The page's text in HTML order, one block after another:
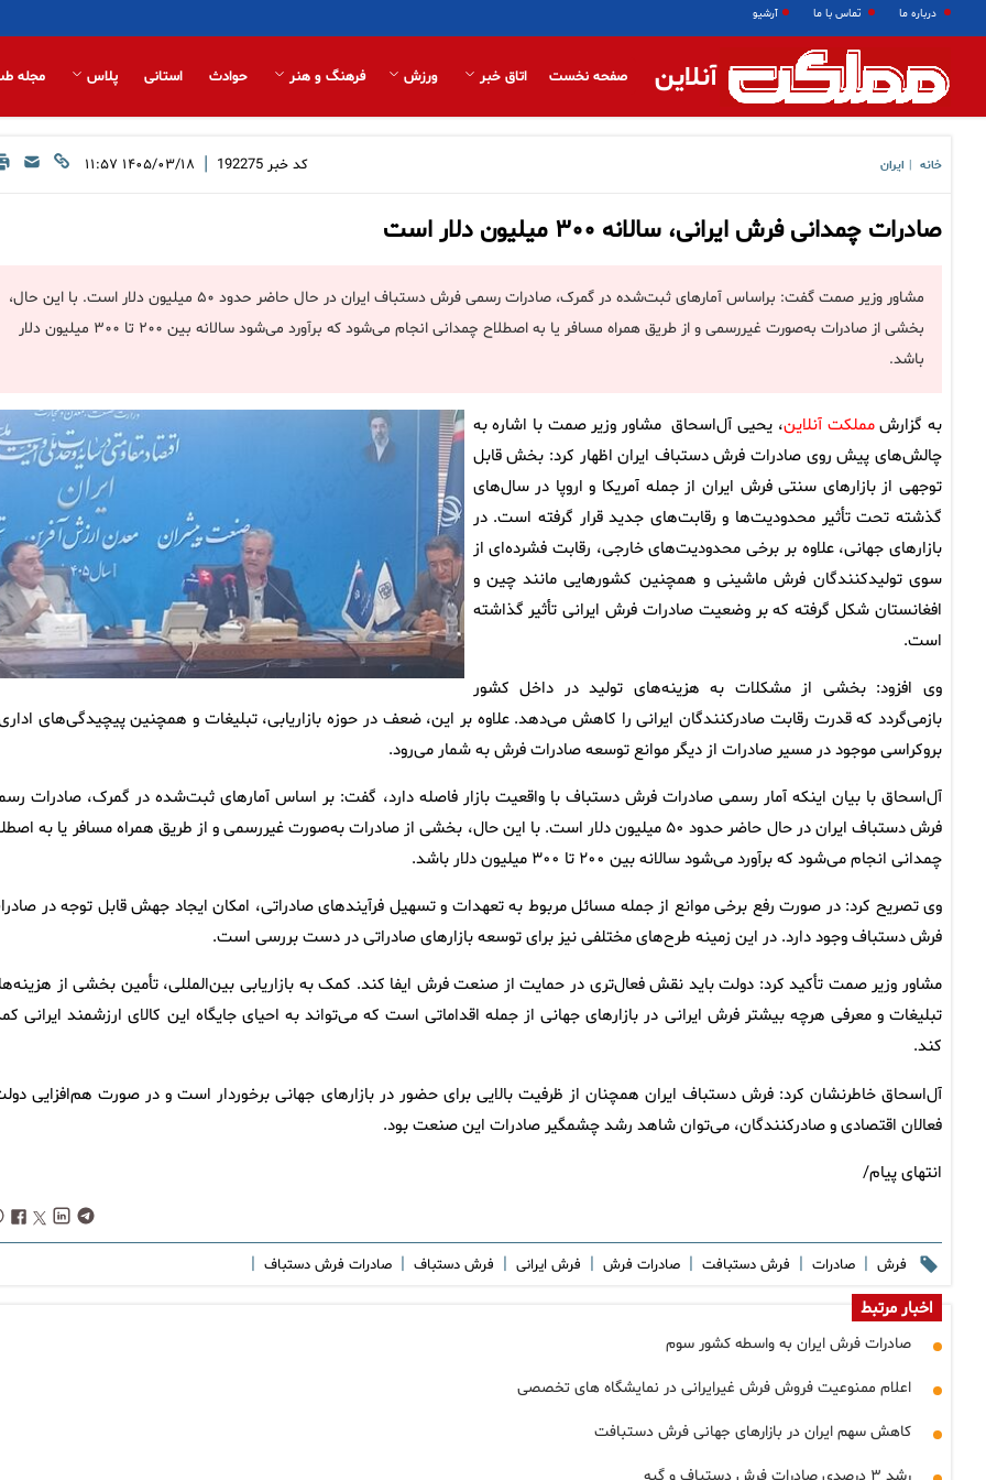
درباره ما تماس با ما آرشیو
آنلاین صفحه نخست اتاق خبر ورزش فرهنگ و هنر حوادث استانی پلاس مجله
خانه ایران کد خبر 192275
| ۱۴۰۵/۰۳/۱۸ ۱۱:۵۷
صادرات چمدانی فرش ایرانی، سالانه ۳۰۰ میلیون دلار است
مشاور وزیر صمت گفت: براساس آمار‌های ثبت‌شده در گمرک، صادرات رسمی فرش دستباف ایران در حال حاضر حدود ۵۰ میلیون دلار است. با این حال،
بخشی از صادرات به‌صورت غیررسمی و از طریق همراه مسافر یا به اصطلاح چمدانی انجام می‌شود که برآورد می‌شود سالانه بین ۲۰۰ تا ۳۰۰ میلیون دلار
باشد.
به گزارشمملکت آنلاین، یحیی آل‌اسحاق مشاور وزیر صمت با اشاره به
چالش‌های پیش روی صادرات فرش دستباف ایران اظهار کرد: بخش قابل
توجهی از بازار‌های سنتی فرش ایران از جمله آمریکا و اروپا در سال‌های
گذشته تحت تأثیر محدودیت‌ها و رقابت‌های جدید قرار گرفته است. در
بازار‌های جهانی، علاوه بر برخی محدودیت‌های خارجی، رقابت فشرده‌ای از
سوی تولیدکنندگان فرش ماشینی و همچنین کشور‌هایی مانند چین و
افغانستان شکل گرفته که بر وضعیت صادرات فرش ایرانی تأثیر گذاشته
است.
وی افزود: بخشی از مشکلات به هزینه‌های تولید در داخل کشور
بازمی‌گردد که قدرت رقابت صادرکنندگان ایرانی را کاهش می‌دهد. علاوه بر این، ضعف در حوزه بازاریابی، تبلیغات و همچنین پیچیدگی‌های
بروکراسی موجود در مسیر صادرات از دیگر موانع توسعه صادرات فرش به شمار می‌رود.
آل‌اسحاق با بیان اینکه آمار رسمی صادرات فرش دستباف با واقعیت بازار فاصله دارد، گفت: بر اساس آمار‌های ثبت‌شده در گمرک، صادرات
فرش دستباف ایران در حال حاضر حدود ۵۰ میلیون دلار است. با این حال، بخشی از صادرات به‌صورت غیررسمی و از طریق همراه مسافر یا به
چمدانی انجام می‌شود که برآورد می‌شود سالانه بین ۲۰۰ تا ۳۰۰ میلیون دلار باشد.
وی تصریح کرد: در صورت رفع برخی موانع از جمله مسائل مربوط به تعهدات و تسهیل فرآیند‌های صادراتی، امکان ایجاد جهش قابل توجه در
فرش دستباف وجود دارد. در این زمینه طرح‌های مختلفی نیز برای توسعه بازار‌های صادراتی در دست بررسی است.
مشاور وزیر صمت تأکید کرد: دولت باید نقش فعال‌تری در حمایت از صنعت فرش ایفا کند. کمک به بازاریابی بین‌المللی، تأمین بخشی از
تبلیغات و معرفی هرچه بیشتر فرش ایرانی در بازار‌های جهانی از جمله اقداماتی است که می‌تواند به احیای جایگاه این کالای ارزشمند ایرانی
کند.
آل‌اسحاق خاطرنشان کرد: فرش دستباف ایران همچنان از ظرفیت بالایی برای حضور در بازار‌های جهانی برخوردار است و در صورت هم‌افزایی
فعالان اقتصادی و صادرکنندگان، می‌توان شاهد رشد چشمگیر صادرات این صنعت بود.
انتهای پیام/
فرش | صادرات | فرش دستبافت | صادرات فرش | فرش ایرانی | فرش دستباف | صادرات فرش دستباف |
اخبار مرتبط
صادرات فرش ایران به واسطه کشور سوم
اعلام ممنوعیت فروش فرش غیرایرانی در نمایشگاه های تخصصی
کاهش سهم ایران در بازارهای جهانی فرش دستبافت